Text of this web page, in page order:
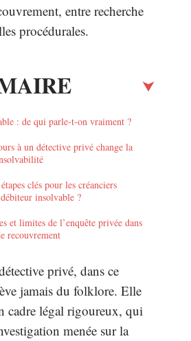
entre recherche
procédurales.
: de qui parle-t-on vraiment ?
à un détective privé change la
clés pour les créanciers
insolvable ?
et limites de l’enquête privée dans
recouvrement
privé, dans ce
jamais du folklore. Elle
cadre légal rigoureux, qui
menée sur la